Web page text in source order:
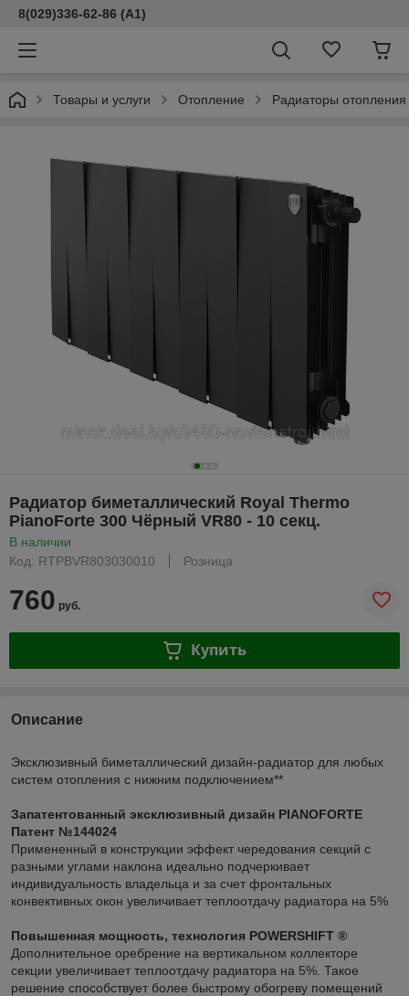
8(029)336-62-86 (A1)
Товары и услуги Отопление Радиаторы отопления
Радиатор биметаллический Royal Thermo
PianoForte 300 Чёрный VR80 - 10 секц.
В наличии
Код: RTPBVR803030010
Розница
760 руб.
Купить
Описание
Эксклюзивный биметаллический дизайн-радиатор для любых
систем отопления с нижним подключением**
Запатентованный эксклюзивный дизайн PIANOFORTE
Патент №144024
Примененный в конструкции эффект чередования секций с
разными углами наклона идеально подчеркивает
индивидуальность владельца и за счет фронтальных
конвективных окон увеличивает теплоотдачу радиатора на 5%
Повышенная мощность, технология POWERSHIFT ®
Дополнительное оребрение на вертикальном коллекторе
секции увеличивает теплоотдачу радиатора на 5%. Такое
решение способствует более быстрому обогреву помещений